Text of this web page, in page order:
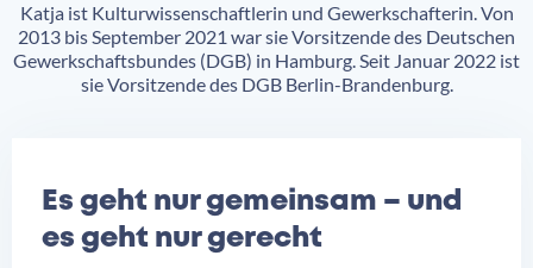
Katja ist Kulturwissenschaftlerin und Gewerkschafterin. Von
2013 bis September 2021 war sie Vorsitzende des Deutschen
Gewerkschaftsbundes (DGB) in Hamburg. Seit Januar 2022 ist
sie Vorsitzende des DGB Berlin-Brandenburg.
Es geht nur gemeinsam – und
es geht nur gerecht